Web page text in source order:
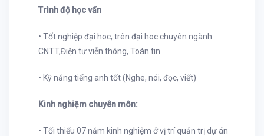
Trình độ học vấn
• Tốt nghiệp đại hoc, trên đại hoc chuyên ngành
CNTT,Điện tư viễn thông, Toán tin
• Kỹ năng tiếng anh tốt (Nghe, nói, đọc, viết)
Kinh nghiệm chuyên môn:
• Tối thiểu 07 năm kinh nghiệm ở vị trí quản trị dự án